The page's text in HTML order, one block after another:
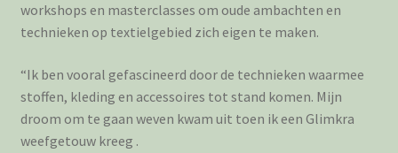
workshops en masterclasses om oude ambachten en
technieken op textielgebied zich eigen te maken.
“Ik ben vooral gefascineerd door de technieken waarmee
stoffen, kleding en accessoires tot stand komen. Mijn
droom om te gaan weven kwam uit toen ik een Glimkra
weefgetouw kreeg .